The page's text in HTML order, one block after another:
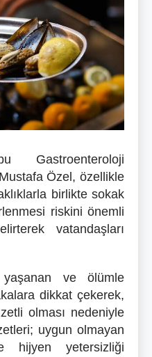
Gastroenteroloji
Özel, özellikle
birlikte sokak
riskini önemli
vatandaşları
ve ölümle
dikkat çekerek,
olması nedeniyle
uygun olmayan
hijyen yetersizliği